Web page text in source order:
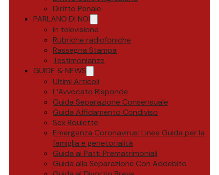
Diritto Penale
PARLANO DI NOI
In televisione
Rubriche radiofoniche
Rassegna Stampa
Testimonianze
GUIDE & NEWS
Ultimi Articoli
L’Avvocato Risponde
Guida Separazione Consensuale
Guida Affidamento Condiviso
Sex Roulette
Emergenza Coronavirus: Linee Guida per la
famiglia e genetorialità
Guida ai Patti Prematrimoniali
Guida alla Separazione Con Addebito